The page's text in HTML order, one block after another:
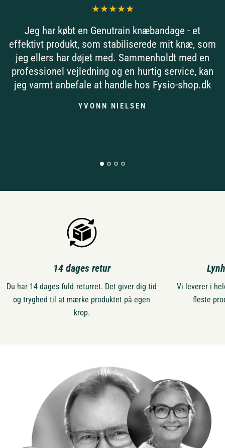
Jeg har købt en Genutrain knæbandage - et
effektivt produkt, som stabiliserede mit knæ, som
jeg ellers har døjet med. Sammenholdt med en
professionel vejledning og en hurtig service, kan
jeg varmt anbefale at handle hos Fysio-shop.dk
YVONN NIELSEN
14 dages retur
Du har 14 dages fuld returret. Det giver dig tid
og tryghed til at mærke produktet på egen
krop.
Vi leverer i
fleste